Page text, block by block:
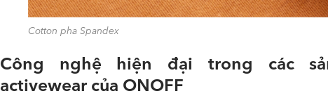
Cotton pha Spandex
Công nghệ hiện đại trong các
activewear của ONOFF